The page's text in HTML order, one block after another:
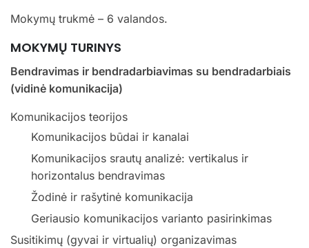
Mokymų trukmė – 6 valandos.
MOKYMŲ TURINYS
Bendravimas ir bendradarbiavimas su bendradarbiais
(vidinė komunikacija)
Komunikacijos teorijos
Komunikacijos būdai ir kanalai
Komunikacijos srautų analizė: vertikalus ir
horizontalus bendravimas
Žodinė ir rašytinė komunikacija
Geriausio komunikacijos varianto pasirinkimas
Susitikimų (gyvai ir virtualių) organizavimas